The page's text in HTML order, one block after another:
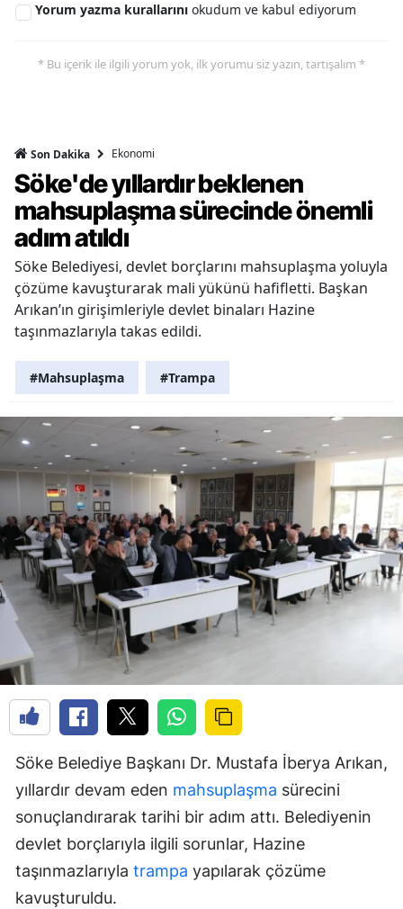
Yorum yazma kurallarını okudum ve kabul ediyorum
* Bu içerik ile ilgili yorum yok, ilk yorumu siz yazın, tartışalım *
Son Dakika Ekonomi
Söke'de yıllardır beklenen
mahsuplaşma sürecinde önemli
adım atıldı
Söke Belediyesi, devlet borçlarını mahsuplaşma yoluyla
çözüme kavuşturarak mali yükünü hafifletti. Başkan
Arıkan’ın girişimleriyle devlet binaları Hazine
taşınmazlarıyla takas edildi.
#Mahsuplaşma #Trampa
Söke Belediye Başkanı Dr. Mustafa İberya Arıkan,
yıllardır devam eden mahsuplaşma sürecini
sonuçlandırarak tarihi bir adım attı. Belediyenin
devlet borçlarıyla ilgili sorunlar, Hazine
taşınmazlarıyla trampa yapılarak çözüme
kavuşturuldu.